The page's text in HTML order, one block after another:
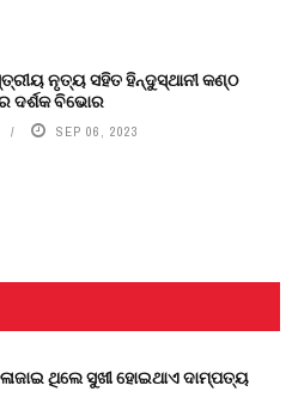
ନୃତ୍ୟ ସହିତ ହିନ୍ଦୁସ୍ଥାନୀ କଣ୍ଠ
ଦର୍ଶକ ବିଭୋର
SEP 06, 2023
ଥିଲେ ସୁଖୀ ହୋଇଥାଏ ଦାମ୍ପତ୍ୟ